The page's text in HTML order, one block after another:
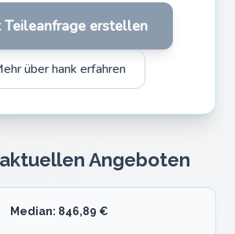
Teileanfrage erstellen
über hank erfahren
Angeboten
Median: 846,89 €